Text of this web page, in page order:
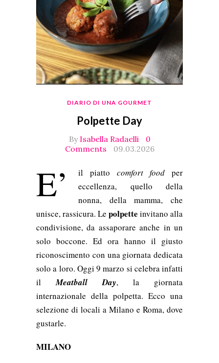
DIARIO DI UNA GOURMET
Polpette Day
By Isabella Radaelli
0
Comments
09.03.2026
E’ il piatto comfort food per
eccellenza, quello della
nonna, della mamma, che
unisce, rassicura. Le polpette invitano alla
condivisione, da assaporare anche in un
solo boccone. Ed ora hanno il giusto
riconoscimento con una giornata dedicata
solo a loro. Oggi 9 marzo si celebra infatti
ilMeatball Day, la giornata
internazionale della polpetta. Ecco una
selezione di locali a Milano e Roma, dove
gustarle.
MILANO